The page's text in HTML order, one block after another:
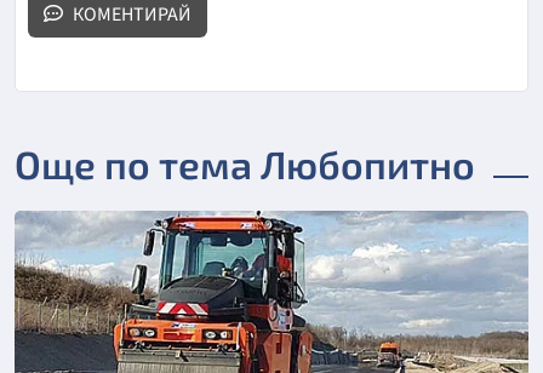
КОМЕНТИРАЙ
Още по тема Любопитно